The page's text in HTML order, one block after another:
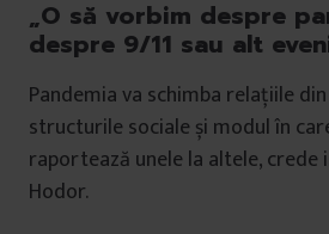
„O să vorbim despre
despre 9/11 sau alt
Pandemia va schimba relațiile
structurile sociale și modul în
raportează unele la altele,
Hodor.